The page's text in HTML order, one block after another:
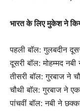
भारत के लिए मुकेश ने
पहली बॉल: गुलबदीन
दूसरी बॉल: मोहम्मद
तीसरी बॉल: गुरबाज ने
चौथी बॉल: गुरबाज ने
पांचवीं बॉल: नबी ने